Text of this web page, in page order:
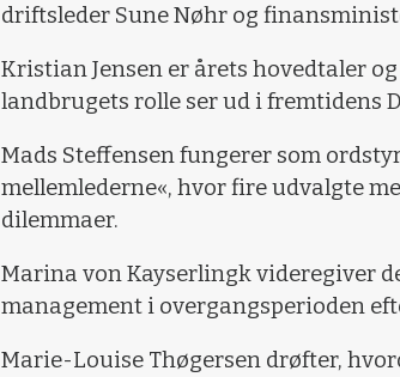
driftsleder Sune Nøhr og
Kristian Jensen er årets hovedtaler
landbrugets rolle ser ud i fremtidens
Mads Steffensen fungerer som
mellemlederne«, hvor fire udvalgte
dilemmaer.
Marina von Kayserlingk videregiver
management i overgangsperioden
Marie-Louise Thøgersen drøfter,